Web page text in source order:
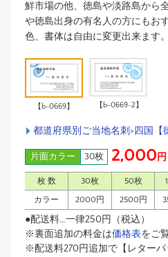
鮮市場の他、徳島や淡路島から
や徳島出身の有名人の方にもお
色、書体は自由に変更出来ます
【b-0669】 【b-0669-2】
都道府県別ご当地名刺>四国【
片面カラー 30枚 2,000円
枚 数 30枚 50枚
カラー 2000円 2500円
●配送料…一律250円（税込）
※裏面追加の料金は価格表をご
※配送料270円追加で【レター